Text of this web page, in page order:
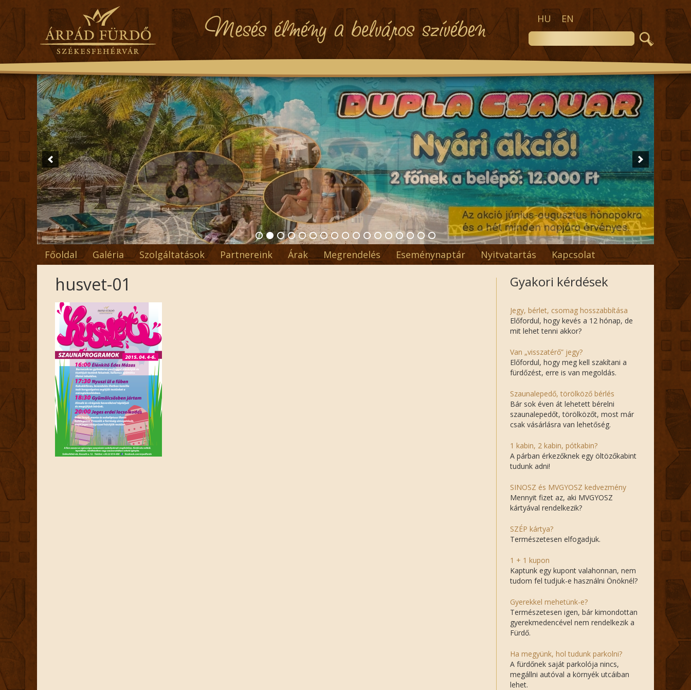
HU EN
Főoldal Galéria Szolgáltatások Partnereink Árak Megrendelés Eseménynaptár Nyitvatartás Kapcsolat
husvet-01 Gyakori kérdések
Jegy, bérlet, csomag hosszabbítása
Előfordul, hogy kevés a 12 hónap, de
mit lehet tenni akkor?
Van „visszatérő” jegy?
Előfordul, hogy meg kell szakítani a
fürdőzést, erre is van megoldás.
Szaunalepedő, törölköző bérlés
Bár sok éven át lehetett bérelni
szaunalepedőt, törölközőt, most már
csak vásárlásra van lehetőség.
1 kabin, 2 kabin, pótkabin?
A párban érkezőknek egy öltözőkabint
tudunk adni!
SINOSZ és MVGYOSZ kedvezmény
Mennyit fizet az, aki MVGYOSZ
kártyával rendelkezik?
SZÉP kártya?
Természetesen elfogadjuk.
1 + 1 kupon
Kaptunk egy kupont valahonnan, nem
tudom fel tudjuk-e használni Önöknél?
Gyerekkel mehetünk-e?
Természetesen igen, bár kimondottan
gyerekmedencével nem rendelkezik a
Fürdő.
Ha megyünk, hol tudunk parkolni?
A fürdőnek saját parkolója nincs,
megállni autóval a környék utcáiban
lehet.